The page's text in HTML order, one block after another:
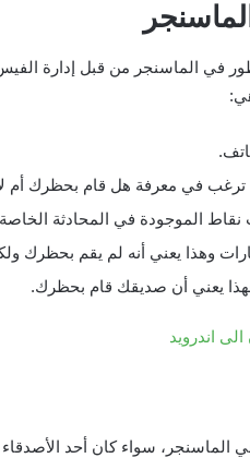
في الماسنجر من قبل إدارة
ترغب في معرفة هل قام بحظرك أم
نقاط الموجودة في المحادثة
اندرويد
الماسنجر، سواء كان أحد